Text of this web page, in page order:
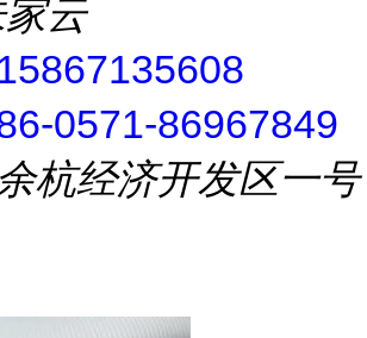
云
0571-86967849
杭经济开发区一号